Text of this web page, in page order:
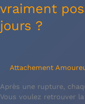
vraiment
jours ?
Attachement
Après une rupture,
Vous voulez retrouver